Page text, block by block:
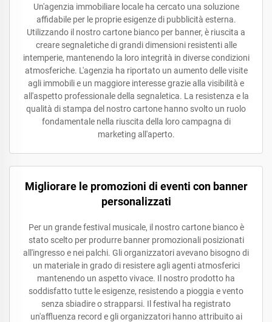
Un'agenzia immobiliare locale ha cercato una soluzione
affidabile per le proprie esigenze di pubblicità esterna.
Utilizzando il nostro cartone bianco per banner, è riuscita a
creare segnaletiche di grandi dimensioni resistenti alle
intemperie, mantenendo la loro integrità in diverse condizioni
atmosferiche. L'agenzia ha riportato un aumento delle visite
agli immobili e un maggiore interesse grazie alla visibilità e
all'aspetto professionale della segnaletica. La resistenza e la
qualità di stampa del nostro cartone hanno svolto un ruolo
fondamentale nella riuscita della loro campagna di
marketing all'aperto.
Migliorare le promozioni di eventi con banner
personalizzati
Per un grande festival musicale, il nostro cartone bianco è
stato scelto per produrre banner promozionali posizionati
all'ingresso e nei palchi. Gli organizzatori avevano bisogno di
un materiale in grado di resistere agli agenti atmosferici
mantenendo un aspetto vivace. Il nostro prodotto ha
soddisfatto tutte le esigenze, resistendo a pioggia e vento
senza sbiadire o strapparsi. Il festival ha registrato
un'affluenza record e gli organizzatori hanno attribuito ai